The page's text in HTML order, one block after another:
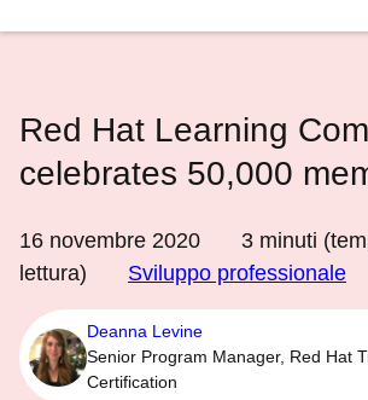
Red Hat Learning
celebrates 50,000
16 novembre 2020 3 minuti
lettura)
Sviluppo professionale
Deanna Levine
Senior Program Manager, Red Hat
Certification